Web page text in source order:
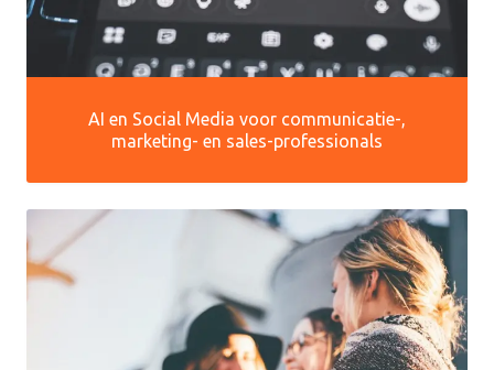
AI en Social Media voor communicatie-,
marketing- en sales-professionals